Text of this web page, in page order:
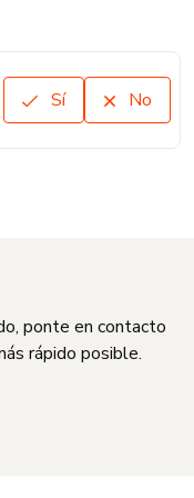
Sí No
ponte en contacto
rápido posible.